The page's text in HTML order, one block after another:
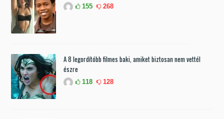
155 268
A 8 legordítóbb filmes baki, amiket biztosan nem vettél
észre
118 128